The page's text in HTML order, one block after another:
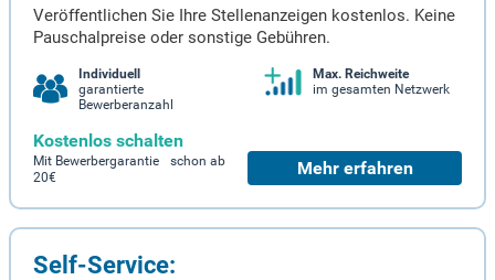
Veröffentlichen Sie Ihre Stellenanzeigen kostenlos. Keine
Pauschalpreise oder sonstige Gebühren.
Individuell
garantierte
Bewerberanzahl
Max. Reichweite
im gesamten Netzwerk
Kostenlos schalten
Mit Bewerbergarantie schon ab
20€
Mehr erfahren
Self-Service: